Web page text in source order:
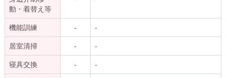
動・着替え等
機能訓練 - -
居室清掃 - -
寝具交換 - -